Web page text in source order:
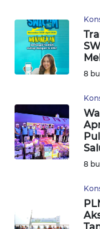
8
8
WN
KALTIM
SULSEL
WN
GORONTALO
WN